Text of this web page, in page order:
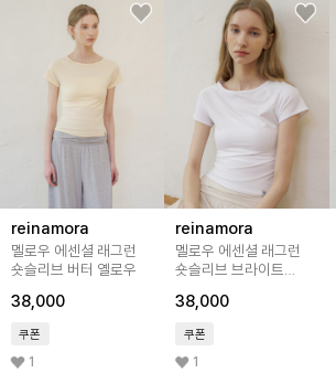
reinamora
멜로우 에센셜 래그런
숏슬리브 버터 옐로우
38,000
쿠폰
1
reinamora
멜로우 에센셜 래그런
숏슬리브 브라이트
38,000
쿠폰
1